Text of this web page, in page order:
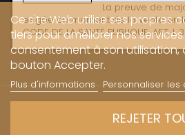
La preuve de
exigée au moment de la vente en
CODE DE LA SANTË PUBLIQUE, ART.
Ce site Web utilise ses propres
tiers pour améliorer nos
consentement à son utilisation,
bouton Accepter.
Plus d'informations Personnaliser les
REJETER